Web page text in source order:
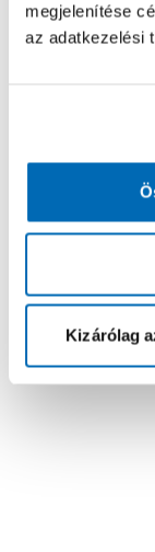
megjelenítése
az adatkezelési
Kizárólag